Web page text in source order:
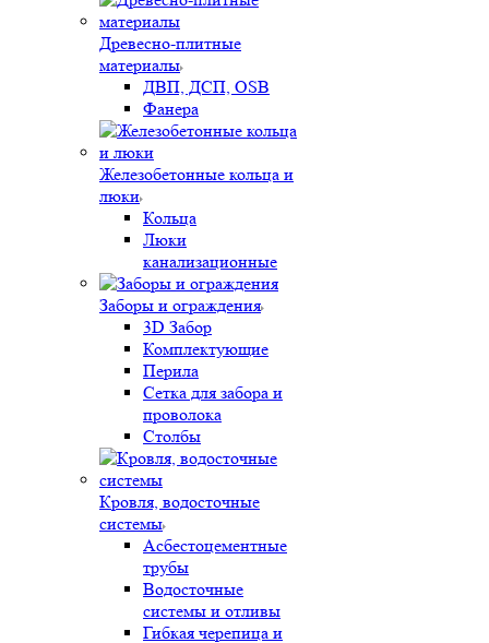
Древесно-плитные
материалы
ДВП, ДСП, OSB
Фанера
Железобетонные кольца и
люки
Кольца
Люки
канализационные
Заборы и ограждения
3D Забор
Комплектующие
Перила
Сетка для забора и
проволока
Столбы
Кровля, водосточные
системы
Асбестоцементные
трубы
Водосточные
системы и отливы
Гибкая черепица и